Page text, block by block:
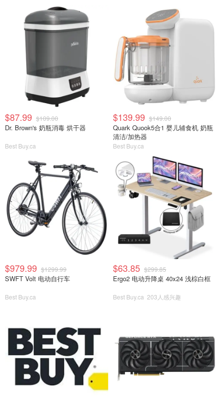
$87.99 $109.00
Dr. Brown's 奶瓶消毒 烘干器
Best Buy.ca
$139.99 $149.00
Quark Quook5合1 婴儿辅食机 奶瓶
清洁/加热器
Best Buy.ca
$979.99 $1299.99
SWFT Volt 电动自行车
Best Buy.ca
$63.85 $299.85
Ergo2 电动升降桌 40x24 浅棕白框
Best Buy.ca 203人感兴趣